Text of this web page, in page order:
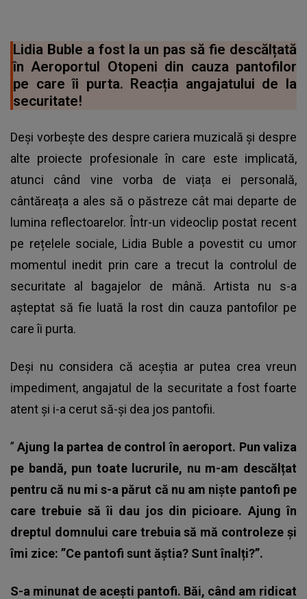
Lidia Buble a fost la un pas să fie descălțată
în Aeroportul Otopeni din cauza pantofilor
pe care îi purta. Reacția angajatului de la
securitate!
Deși vorbește des despre cariera muzicală și despre
alte proiecte profesionale în care este implicată,
atunci când vine vorba de viața ei personală,
cântăreața a ales să o păstreze cât mai departe de
lumina reflectoarelor. Într-un videoclip postat recent
pe rețelele sociale, Lidia Buble a povestit cu umor
momentul inedit prin care a trecut la controlul de
securitate al bagajelor de mână. Artista nu s-a
așteptat să fie luată la rost din cauza pantofilor pe
care îi purta.
Deși nu considera că aceștia ar putea crea vreun
impediment, angajatul de la securitate a fost foarte
atent și i-a cerut să-și dea jos pantofii.
”Ajung la partea de control în aeroport. Pun valiza
pe bandă, pun toate lucrurile, nu m-am descălțat
pentru că nu mi s-a părut că nu am niște pantofi pe
care trebuie să îi dau jos din picioare. Ajung în
dreptul domnului care trebuia să mă controleze și
îmi zice: ”Ce pantofi sunt ăștia? Sunt înalți?”.
S-a minunat de acești pantofi. Băi, când am ridicat